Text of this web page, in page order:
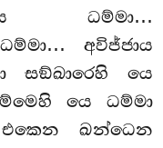
ධම්මා…
අවිජ්ජාය
සඞ්ඛාරෙහි යෙ
යෙ ධම්මා
ඛන්ධෙන